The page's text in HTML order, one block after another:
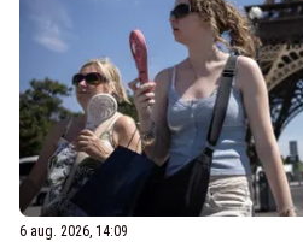
6 aug. 2026, 14:09